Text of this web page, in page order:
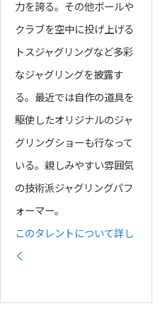
力を誇る。その他ボールや
クラブを空中に投げ上げる
トスジャグリングなど多彩
なジャグリングを披露す
る。最近では自作の道具を
駆使したオリジナルのジャ
グリングショーも行なって
いる。親しみやすい雰囲気
の技術派ジャグリングパフ
ォーマー。
このタレントについて詳し
く